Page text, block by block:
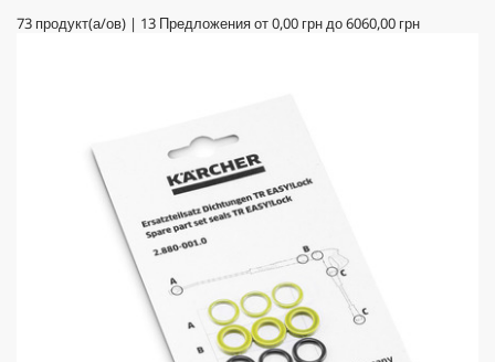
73 продукт(а/ов) | 13 Предложения от0,00 грндо6060,00 грн